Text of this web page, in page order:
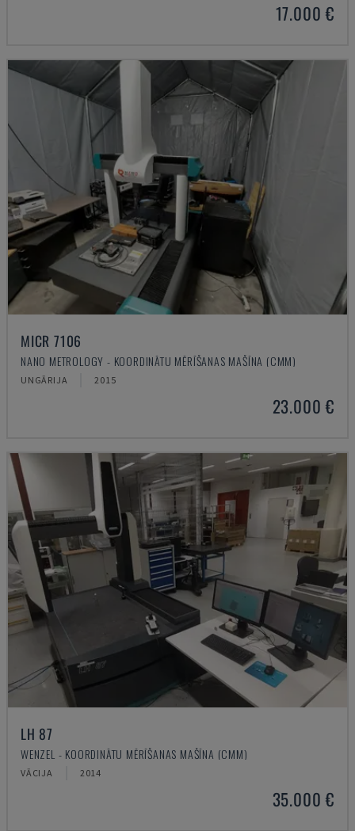
17.000 €
MICR 7106
NANO METROLOGY - KOORDINĀTU MĒRĪŠANAS MAŠĪNA (CMM)
UNGĀRIJA 2015
23.000 €
LH 87
WENZEL - KOORDINĀTU MĒRĪŠANAS MAŠĪNA (CMM)
VĀCIJA 2014
35.000 €